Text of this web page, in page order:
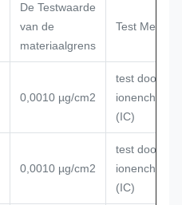
De Testwaarde
van de
materiaalgrens
Test Mehod
0,0010 µg/cm2
test door
(IC)
0,0010 µg/cm2
test door
(IC)